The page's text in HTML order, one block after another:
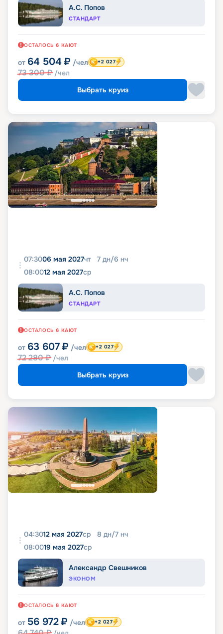
А.С. Попов
СТАНДАРТ
ОСТАЛОСЬ 6 КАЮТ
от 64 504 ₽ /чел
73 300₽ /чел
+2 027
Выбрать круиз
07:3006 мая 2027чт 7 дн/6 нч
08:0012 мая 2027ср
А.С. Попов
СТАНДАРТ
ОСТАЛОСЬ 6 КАЮТ
от 63 607 ₽ /чел
72 280₽ /чел
+2 027
Выбрать круиз
04:3012 мая 2027ср 8 дн/7 нч
08:0019 мая 2027ср
Александр Свешников
ЭКОНОМ
ОСТАЛОСЬ 8 КАЮТ
от 56 972 ₽ /чел +2 027